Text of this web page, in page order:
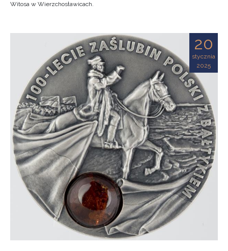
Witosa w Wierzchosławicach.
20
stycznia
2025